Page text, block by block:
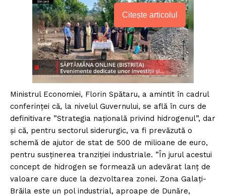
Citește articolul
Ministrul Economiei, Florin Spătaru, a amintit în cadrul
conferinței că, la nivelul Guvernului, se află în curs de
definitivare ”Strategia națională privind hidrogenul”, dar
și că, pentru sectorul siderurgic, va fi prevăzută o
schemă de ajutor de stat de 500 de milioane de euro,
pentru susținerea tranziției industriale. ”În jurul acestui
concept de hidrogen se formează un adevărat lanţ de
valoare care duce la dezvoltarea zonei. Zona Galaţi-
Brăila este un pol industrial, aproape de Dunăre,